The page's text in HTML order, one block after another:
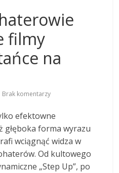
filmy
na
Brak komentarzy
efektowne
głęboka forma wyrazu
wciągnąć widza w
Od kultowego
„Step Up”, po